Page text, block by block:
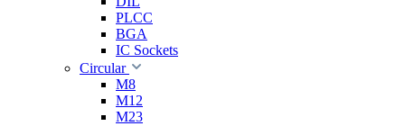
PLCC
BGA
IC Sockets
Circular
M8
M12
M23